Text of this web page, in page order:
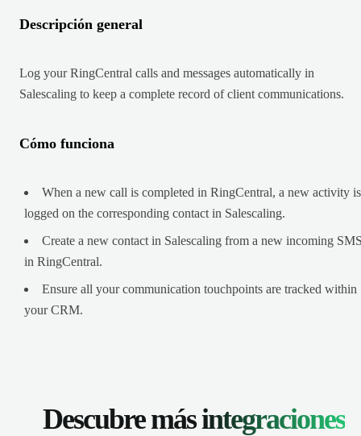
Descripción general
Log your RingCentral calls and messages automatically in
Salescaling to keep a complete record of client communications.
Cómo funciona
When a new call is completed in RingCentral, a new activity is
logged on the corresponding contact in Salescaling.
Create a new contact in Salescaling from a new incoming
in RingCentral.
Ensure all your communication touchpoints are tracked within
your CRM.
Descubre másintegraciones